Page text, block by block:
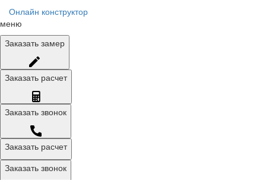
Онлайн конструктор
меню
Заказать замер
Заказать расчет
Заказать звонок
Заказать расчет
Заказать звонок